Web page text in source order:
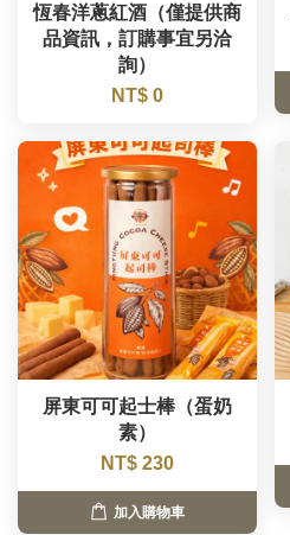
恆春洋蔥紅酒（僅提供商
品資訊，訂購事宜另洽
詢）
NT$ 0
屏東可可起士棒（蛋奶
素）
NT$ 230
加入購物車